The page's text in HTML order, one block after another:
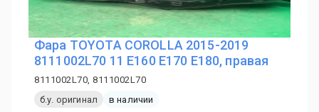
Фара TOYOTA COROLLA 2015-2019
8111002L70 11 E160 E170 E180, правая
8111002L70, 8111002L70
б.у. оригинал
в наличии